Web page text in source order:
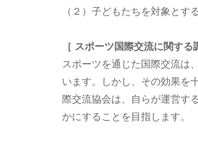
（２）子どもたちを対象と
［ スポーツ国際交流に関する
スポーツを通じた国際交流は
います。しかし、その効果を
際交流協会は、自らが運営す
かにすることを目指します。